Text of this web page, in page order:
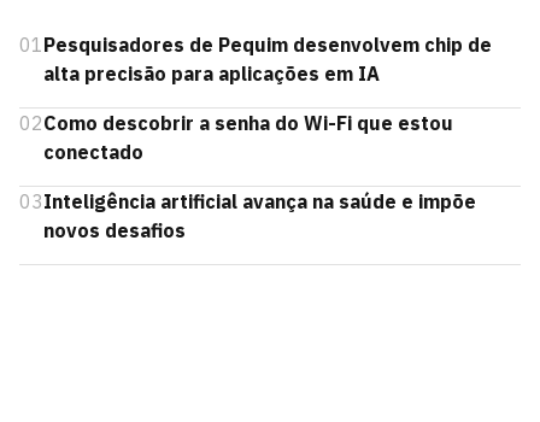
01Pesquisadores de Pequim desenvolvem chip de
alta precisão para aplicações em IA
02Como descobrir a senha do Wi-Fi que estou
conectado
03Inteligência artificial avança na saúde e impõe
novos desafios